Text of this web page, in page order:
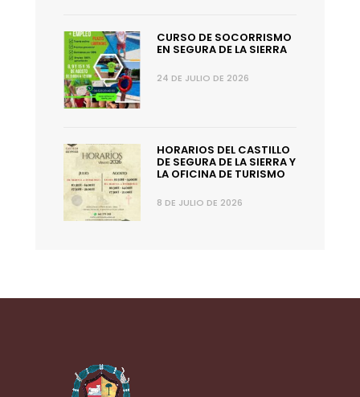
CURSO DE SOCORRISMO
EN SEGURA DE LA SIERRA
24 DE JULIO DE 2026
HORARIOS DEL CASTILLO
DE SEGURA DE LA SIERRA Y
LA OFICINA DE TURISMO
8 DE JULIO DE 2026